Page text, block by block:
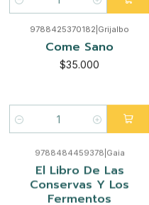
Cantidad
9788425370182 Grijalbo
Come Sano
$35.000
Cantidad
9788484459378 |Gaia
El Libro De Las
Conservas Y Los
Fermentos